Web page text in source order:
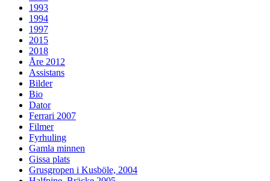
1993
1994
1997
2015
2018
Åre 2012
Assistans
Bilder
Bio
Dator
Ferrari 2007
Filmer
Fyrhuling
Gamla minnen
Gissa plats
Grusgropen i Kusböle, 2004